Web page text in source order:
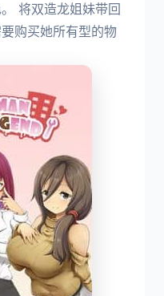
将双造龙姐妹带回
购买她所有型的物